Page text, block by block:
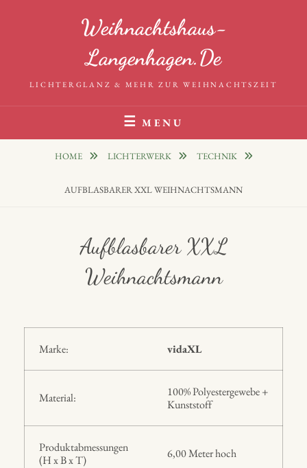
Weihnachtshaus-
Langenhagen.de
LICHTERGLANZ & MEHR ZUR WEIHNACHTSZEIT
MENU
HOME LICHTERWERK TECHNIK
AUFBLASBARER XXL WEIHNACHTSMANN
Aufblasbarer XXL
Weihnachtsmann
Marke: vidaXL
Material:
100% Polyestergewebe +
Kunststoff
Produktabmessungen
(H x B x T)
6,00 Meter hoch